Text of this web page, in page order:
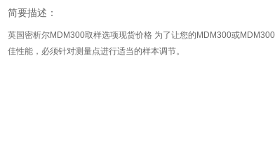
简要描述：
英国密析尔MDM300取样选项现货价格 为了让您的MDM300或
佳性能，必须针对测量点进行适当的样本调节。